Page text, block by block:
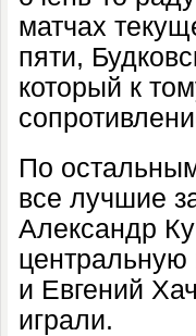
матчах
пяти,
который к
По
все лучшие
Александр
центральную
и Евгений
играли.